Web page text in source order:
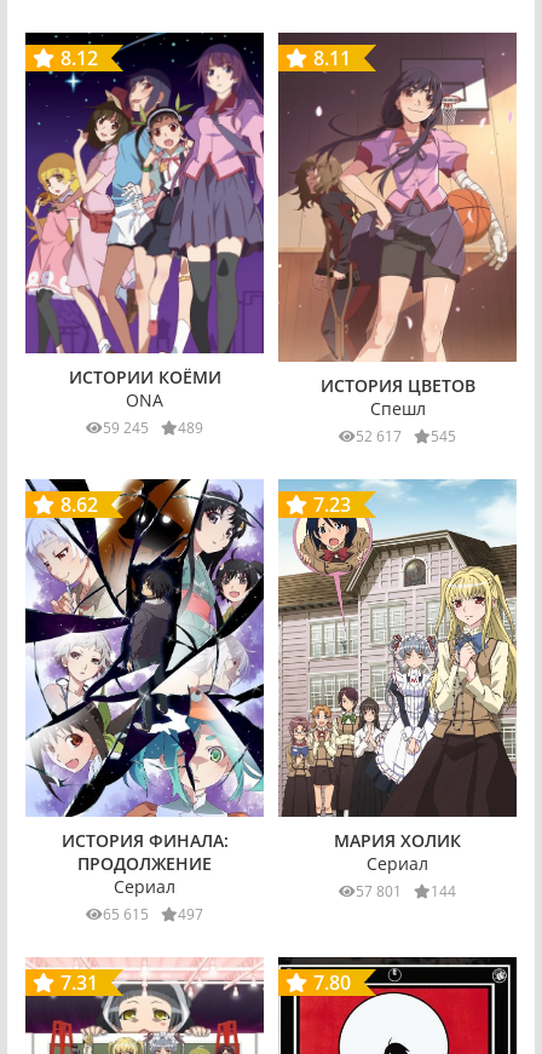
8.12
ИСТОРИИ КОЁМИ
ONA
59 245 489
8.11
ИСТОРИЯ ЦВЕТОВ
Спешл
52 617 545
8.62
ИСТОРИЯ ФИНАЛА:
ПРОДОЛЖЕНИЕ
Сериал
65 615 497
7.23
МАРИЯ ХОЛИК
Сериал
57 801 144
7.31 7.80